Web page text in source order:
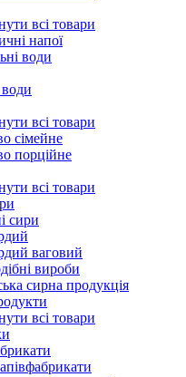
всі товари
напої
води
всі товари
сімейне
порційне
всі товари
сири
ваговий
вироби
сирна продукція
всі товари